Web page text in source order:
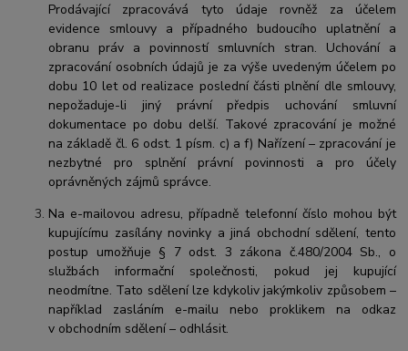
Prodávající zpracovává tyto údaje rovněž za účelem
evidence smlouvy a případného budoucího uplatnění a
obranu práv a povinností smluvních stran. Uchování a
zpracování osobních údajů je za výše uvedeným účelem po
dobu 10 letod realizace poslední části plnění dle smlouvy,
nepožaduje-li jiný právní předpis uchování smluvní
dokumentace po dobu delší. Takové zpracování je možné
na základě čl. 6 odst. 1 písm. c) a f) Nařízení – zpracování je
nezbytné pro splnění právní povinnosti a pro účely
oprávněných zájmů správce.
Na e-mailovou adresu, případně telefonní číslo mohou být
kupujícímu zasílány novinky a jiná obchodní sdělení, tento
postup umožňuje § 7 odst. 3 zákona č.480/2004 Sb., o
službách informační společnosti, pokud jej kupující
neodmítne. Tato sdělení lze kdykoliv jakýmkoliv způsobem –
například zasláním e-mailu nebo proklikem na odkaz
v obchodním sdělení – odhlásit.